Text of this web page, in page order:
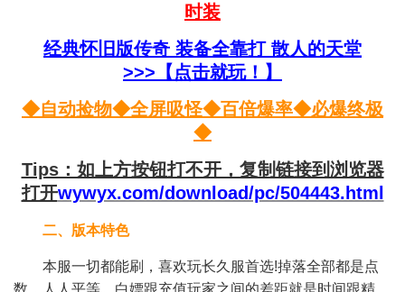
时装
经典怀旧版传奇 装备全靠打 散人的天堂
>>> 【点击就玩！ 】
◆自动捡物◆全屏吸怪◆百倍爆率◆必爆终极
◆
Tips：如上方按钮打不开，复制链接到浏览器
打开wywyx.com/download/pc/504443.html
二、版本特色
本服一切都能刷，喜欢玩长久服首选!掉落全部都是点